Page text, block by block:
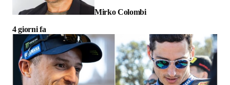
Mirko Colombi
4 giorni fa